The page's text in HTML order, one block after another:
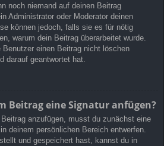
noch niemand auf deinen Beitrag
Administrator oder Moderator deinen
können jedoch, falls sie es für nötig
warum dein Beitrag überarbeitet wurde.
einen Beitrag nicht löschen
darauf geantwortet hat.
Beitrag eine Signatur anfügen?
anzufügen, musst du zunächst eine
deinem persönlichen Bereich entwerfen.
und gespeichert hast, kannst du in